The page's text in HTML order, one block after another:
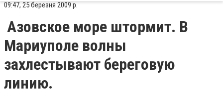
09:47, 25 березня 2009 р.
Азовское море штормит. В
Мариуполе волны
захлестывают береговую
линию.